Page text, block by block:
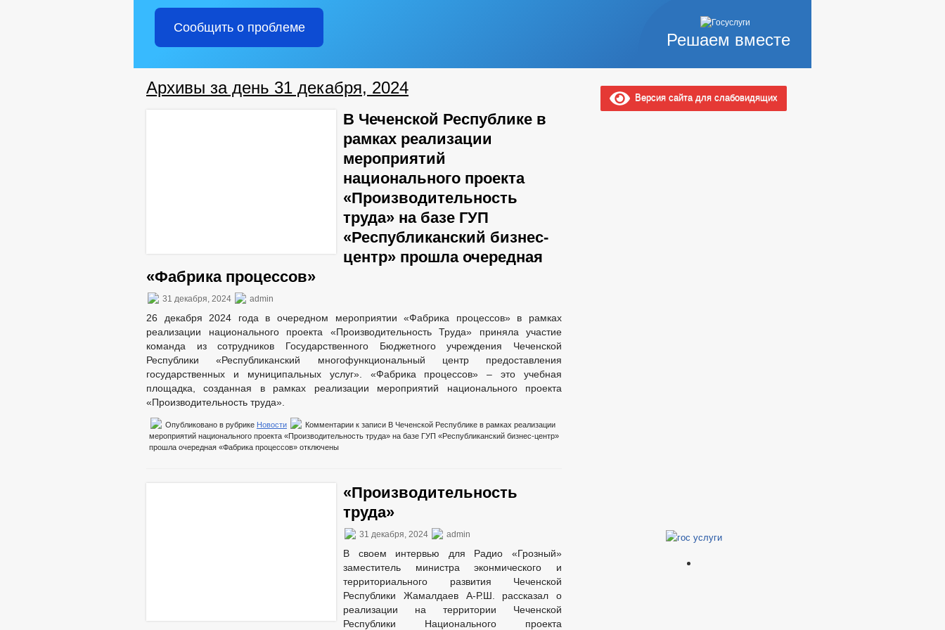
Решаем вместе
Сообщить о проблеме
Архивы за день 31 декабря, 2024
В Чеченской Республике в
рамках реализации
мероприятий
национального проекта
«Производительность
труда» на базе ГУП
«Республиканский бизнес-
центр» прошла очередная
«Фабрика процессов»
31 декабря, 2024 admin
26 декабря 2024 года в очередном мероприятии «Фабрика процессов» в рамках
реализации национального проекта «Производительность Труда» приняла участие
команда из сотрудников Государственного Бюджетного учреждения Чеченской
Республики «Республиканский многофункциональный центр предоставления
государственных и муниципальных услуг». «Фабрика процессов» – это учебная
площадка, созданная в рамках реализации мероприятий национального проекта
«Производительность труда».
Опубликовано в рубрике Новости Комментарии к записи В Чеченской Республике в рамках реализации
мероприятий национального проекта «Производительность труда» на базе ГУП «Республиканский бизнес-центр»
прошла очередная «Фабрика процессов» отключены
«Производительность
труда»
31 декабря, 2024 admin
В своем интервью для Радио «Грозный»
заместитель министра эконмического и
территориального развития Чеченской
Республики Жамалдаев А-Р.Ш. рассказал о
реализации на территории Чеченской
Республики Национального проекта
Версия сайта для слабовидящих